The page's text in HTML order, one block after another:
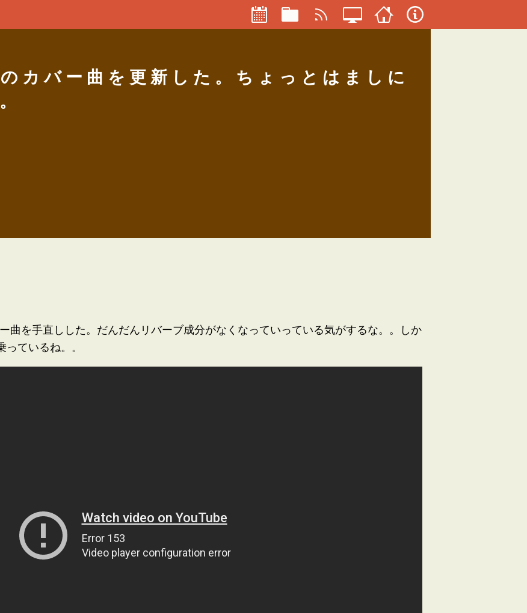
カバー曲を更新した。ちょっとはましに
曲を手直しした。だんだんリバーブ成分がなくなっていっている気がするな。。しか
ているね。。